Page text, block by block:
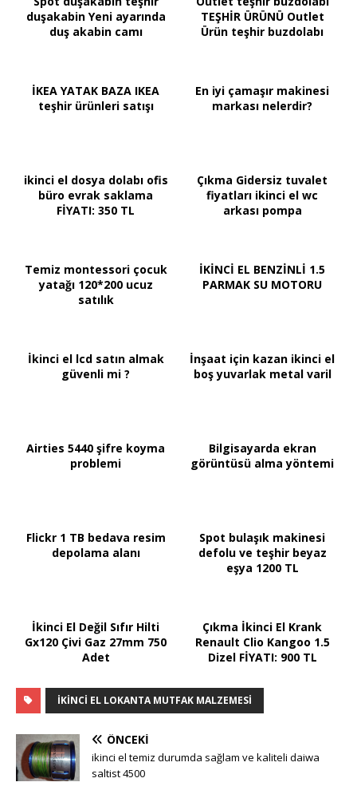
duşakabin Yeni ayarında
duş akabin camı
TEŞHİR ÜRÜNÜ Outlet
Ürün teşhir buzdolabı
İKEA YATAK BAZA IKEA
teşhir ürünleri satışı
En iyi çamaşır makinesi
markası nelerdir?
ikinci el dosya dolabı ofis
büro evrak saklama
FİYATI: 350 TL
Çıkma Gidersiz tuvalet
fiyatları ikinci el wc
arkası pompa
Temiz montessori çocuk
yatağı 120*200 ucuz
satılık
İKİNCİ EL BENZİNLİ 1.5
PARMAK SU MOTORU
İkinci el lcd satın almak
güvenli mi ?
İnşaat için kazan ikinci el
boş yuvarlak metal varil
Airties 5440 şifre koyma
problemi
Bilgisayarda ekran
görüntüsü alma yöntemi
Flickr 1 TB bedava resim
depolama alanı
Spot bulaşık makinesi
defolu ve teşhir beyaz
eşya 1200 TL
İkinci El Değil Sıfır Hilti
Gx120 Çivi Gaz 27mm 750
Adet
Çıkma İkinci El Krank
Renault Clio Kangoo 1.5
Dizel FİYATI: 900 TL
IKINCI EL LOKANTA MUTFAK MALZEMESI
ÖNCEKI
ikinci el temiz durumda sağlam ve kaliteli daiwa
saltist 4500